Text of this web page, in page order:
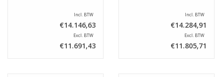
Incl. BTW
€14.146,63
Excl. BTW
€11.691,43
Incl. BTW
€14.284,91
Excl. BTW
€11.805,71